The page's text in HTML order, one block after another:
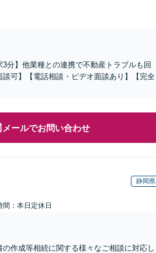
分】他業種との連携で不動産トラブルも回
可】【電話相談・ビデオ面談あり】【完全
メールでお問い合わせ
静岡県
間：本日定休日
作成等相続に関する様々なご相談に対応し